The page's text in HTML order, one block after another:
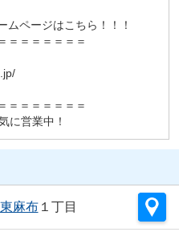
ムページはこちら！！！
＝＝＝＝＝＝＝
＝＝＝＝＝＝＝
に営業中！
東麻布１丁目